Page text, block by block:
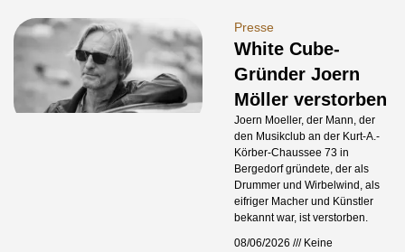
Presse
White Cube-
Gründer Joern
Möller verstorben
Joern Moeller, der Mann, der
den Musikclub an der Kurt-A.-
Körber-Chaussee 73 in
Bergedorf gründete, der als
Drummer und Wirbelwind, als
eifriger Macher und Künstler
bekannt war, ist verstorben.
08/06/2026
Keine